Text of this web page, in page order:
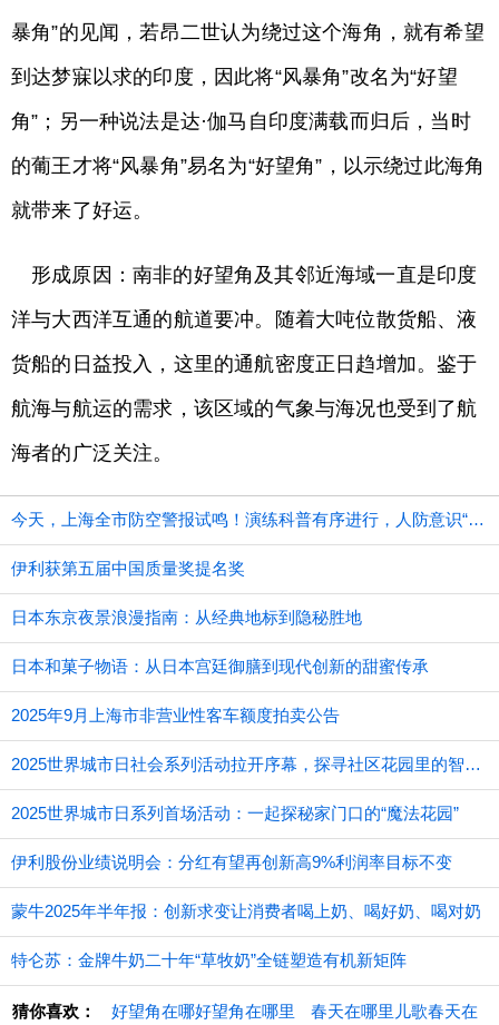
暴角”的见闻，若昂二世认为绕过这个海角，就有希望
到达梦寐以求的印度，因此将“风暴角”改名为“好望
角”；另一种说法是达·伽马自印度满载而归后，当时
的葡王才将“风暴角”易名为“好望角”，以示绕过此海角
就带来了好运。
形成原因：南非的好望角及其邻近海域一直是印度
洋与大西洋互通的航道要冲。随着大吨位散货船、液
货船的日益投入，这里的通航密度正日趋增加。鉴于
航海与航运的需求，该区域的气象与海况也受到了航
海者的广泛关注。
今天，上海全市防空警报试鸣！演练科普有序进行，人防意识“声入人心”
伊利获第五届中国质量奖提名奖
日本东京夜景浪漫指南：从经典地标到隐秘胜地
日本和菓子物语：从日本宫廷御膳到现代创新的甜蜜传承
2025年9月上海市非营业性客车额度拍卖公告
2025世界城市日社会系列活动拉开序幕，探寻社区花园里的智慧应用
2025世界城市日系列首场活动：一起探秘家门口的“魔法花园”
伊利股份业绩说明会：分红有望再创新高9%利润率目标不变
蒙牛2025年半年报：创新求变让消费者喝上奶、喝好奶、喝对奶
特仑苏：金牌牛奶二十年“草牧奶”全链塑造有机新矩阵
猜你喜欢： 好望角在哪好望角在哪里 春天在哪里儿歌春天在